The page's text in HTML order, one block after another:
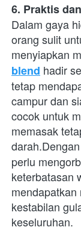
6. Praktis
Dalam gaya
orang sulit
menyiapkan
blend hadir
tetap
campur dan
cocok untuk
memasak
darah.Dengan
perlu
keterbatasan
kestabilan
keseluruhan.